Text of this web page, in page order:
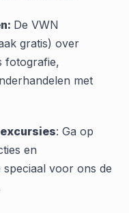
De VWN
gratis) over
fotografie,
met
: Ga op
en
voor ons de